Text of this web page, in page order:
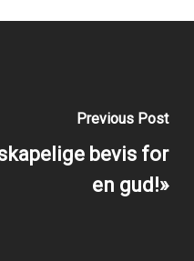
Previous Post
bevis for
en gud!»